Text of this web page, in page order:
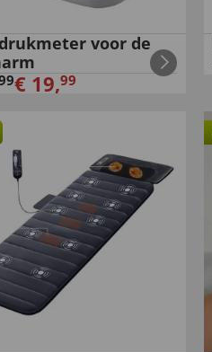
voor de
€ 19,99